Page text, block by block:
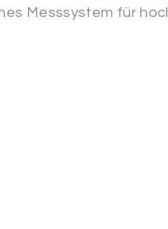
Messsystem für